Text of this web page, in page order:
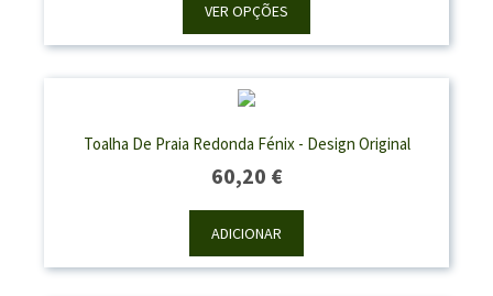
Through
VER OPÇÕES
Toalha De Praia Redonda Fénix - Design Original
60,20 €
ADICIONAR